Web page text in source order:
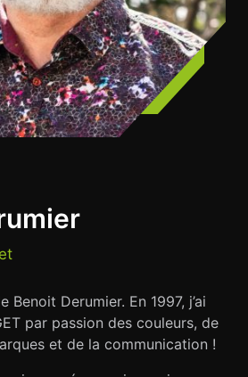
Benoit Derumier. En 1997, j’ai
par passion des couleurs, de
et de la communication !